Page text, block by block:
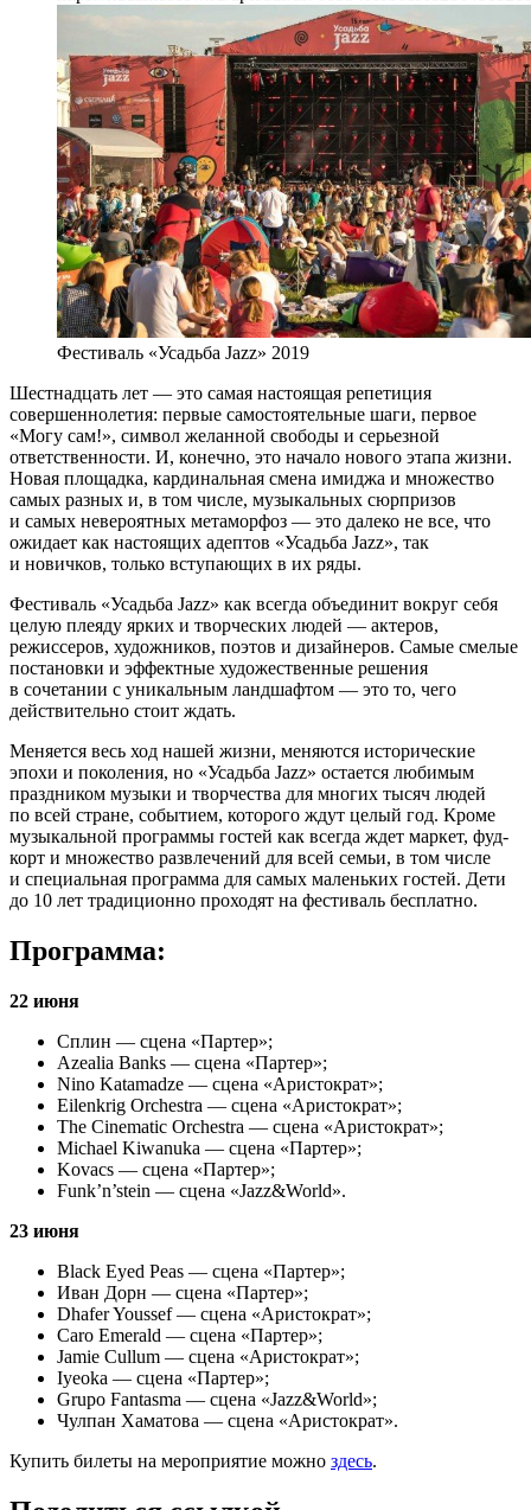
Фестиваль «Усадьба Jazz» 2019
Шестнадцать лет — это самая настоящая репетиция
совершеннолетия: первые самостоятельные шаги, первое
«Могу сам!», символ желанной свободы и серьезной
ответственности. И, конечно, это начало нового этапа жизни.
Новая площадка, кардинальная смена имиджа и множество
самых разных и, в том числе, музыкальных сюрпризов
и самых невероятных метаморфоз — это далеко не все, что
ожидает как настоящих адептов «Усадьба Jazz», так
и новичков, только вступающих в их ряды.
Фестиваль «Усадьба Jazz» как всегда объединит вокруг себя
целую плеяду ярких и творческих людей — актеров,
режиссеров, художников, поэтов и дизайнеров. Самые смелые
постановки и эффектные художественные решения
в сочетании с уникальным ландшафтом — это то, чего
действительно стоит ждать.
Меняется весь ход нашей жизни, меняются исторические
эпохи и поколения, но «Усадьба Jazz» остается любимым
праздником музыки и творчества для многих тысяч людей
по всей стране, событием, которого ждут целый год. Кроме
музыкальной программы гостей как всегда ждет маркет, фуд-
корт и множество развлечений для всей семьи, в том числе
и специальная программа для самых маленьких гостей. Дети
до 10 лет традиционно проходят на фестиваль бесплатно.
Программа:
22 июня
Сплин — сцена «Партер»;
Azealia Banks — сцена «Партер»;
Nino Katamadze — сцена «Аристократ»;
Eilenkrig Orchestra — сцена «Аристократ»;
The Cinematic Orchestra — сцена «Аристократ»;
Michael Kiwanuka — сцена «Партер»;
Kovacs — сцена «Партер»;
Funk’n’stein — сцена «Jazz&World».
23 июня
Black Eyed Peas — сцена «Партер»;
Иван Дорн — сцена «Партер»;
Dhafer Youssef — сцена «Аристократ»;
Caro Emerald — сцена «Партер»;
Jamie Cullum — сцена «Аристократ»;
Iyeoka — сцена «Партер»;
Grupo Fantasma — сцена «Jazz&World»;
Чулпан Хаматова — сцена «Аристократ».
Купить билеты на мероприятие можно здесь.